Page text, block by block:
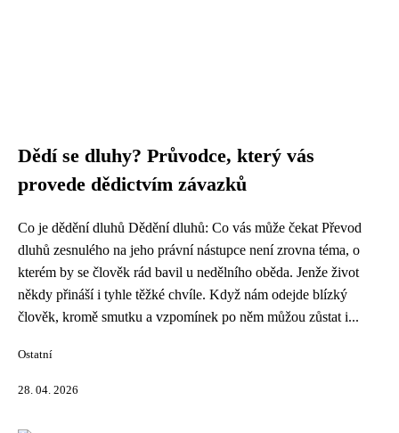
Dědí se dluhy? Průvodce, který vás
provede dědictvím závazků
Co je dědění dluhů Dědění dluhů: Co vás může čekat Převod
dluhů zesnulého na jeho právní nástupce není zrovna téma, o
kterém by se člověk rád bavil u nedělního oběda. Jenže život
někdy přináší i tyhle těžké chvíle. Když nám odejde blízký
člověk, kromě smutku a vzpomínek po něm můžou zůstat i...
Ostatní
28. 04. 2026